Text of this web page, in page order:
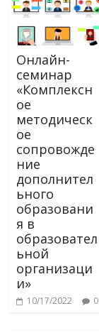
Онлайн-
семинар
«Комплексн
ое
методическ
ое
сопровожде
ние
дополнител
ьного
образовани
я в
образовател
ьной
организаци
и»
10/17/2022 0